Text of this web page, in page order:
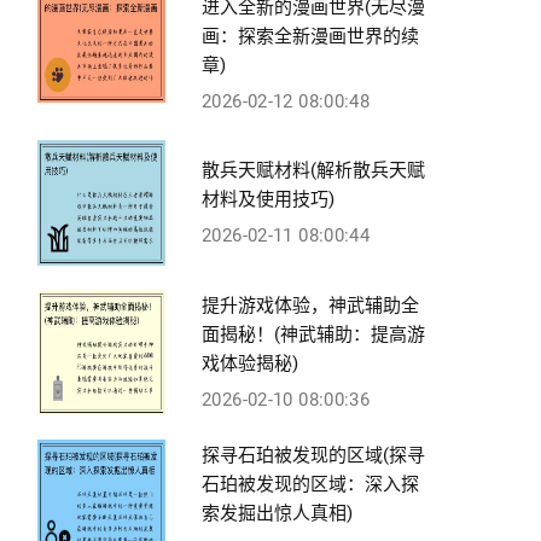
进入全新的漫画世界(无尽漫
画：探索全新漫画世界的续
章)
2026-02-12 08:00:48
散兵天赋材料(解析散兵天赋
材料及使用技巧)
2026-02-11 08:00:44
提升游戏体验，神武辅助全
面揭秘！(神武辅助：提高游
戏体验揭秘)
2026-02-10 08:00:36
探寻石珀被发现的区域(探寻
石珀被发现的区域：深入探
索发掘出惊人真相)